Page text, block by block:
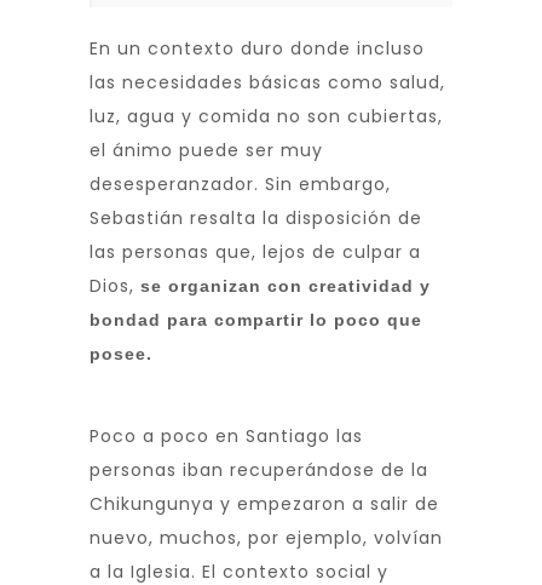
En un contexto duro donde incluso
las necesidades básicas como salud,
luz, agua y comida no son cubiertas,
el ánimo puede ser muy
desesperanzador. Sin embargo,
Sebastián resalta la disposición de
las personas que, lejos de culpar a
Dios, se organizan con creatividad y
bondad para compartir lo poco que
posee.
Poco a poco en Santiago las
personas iban recuperándose de la
Chikungunya y empezaron a salir de
nuevo, muchos, por ejemplo, volvían
a la Iglesia. El contexto social y